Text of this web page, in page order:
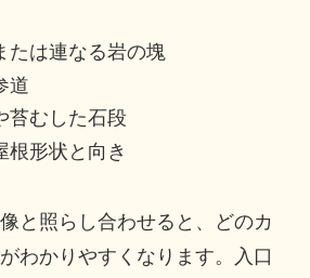
たは連なる岩の塊
道
苔むした石段
根形状と向き
と照らし合わせると、どのカ
わかりやすくなります。入口